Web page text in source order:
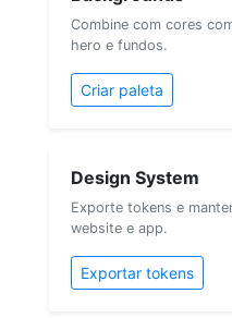
Combine com cores
hero e fundos.
Criar paleta
Design System
Exporte tokens e
website e app.
Exportar tokens